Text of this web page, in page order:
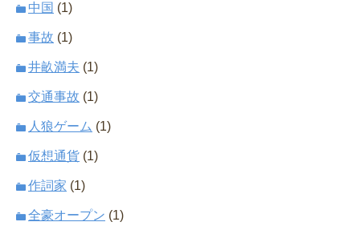
中国 (1)
事故 (1)
井畝満夫 (1)
交通事故 (1)
人狼ゲーム (1)
仮想通貨 (1)
作詞家 (1)
全豪オープン (1)